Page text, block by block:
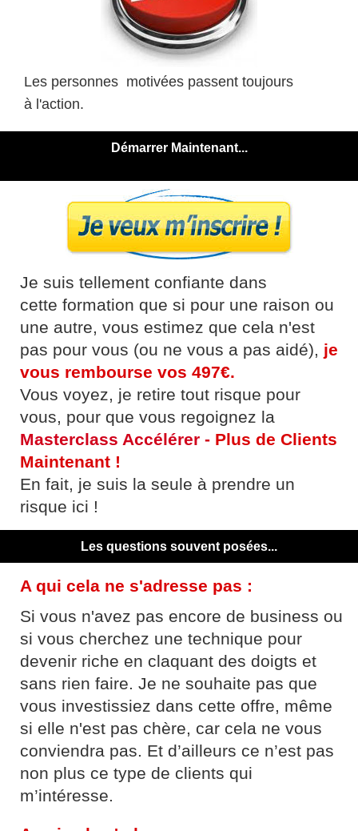
Les personnes motivées passent toujours
à l'action.
Démarrer Maintenant...
Je suis tellement confiante dans
cette formation que si pour une raison ou
une autre, vous estimez que cela n'est
pas pour vous (ou ne vous a pas aidé), je
vous rembourse vos 497€.
Vous voyez, je retire tout risque pour
vous, pour que vous regoignez la
Masterclass Accélérer - Plus de Clients
Maintenant !
En fait, je suis la seule à prendre un
risque ici !
Les questions souvent posées...
A qui cela ne s'adresse pas :
Si vous n'avez pas encore de business ou
si vous cherchez une technique pour
devenir riche en claquant des doigts et
sans rien faire. Je ne souhaite pas que
vous investissiez dans cette offre, même
si elle n'est pas chère, car cela ne vous
conviendra pas. Et d’ailleurs ce n’est pas
non plus ce type de clients qui
m’intéresse.